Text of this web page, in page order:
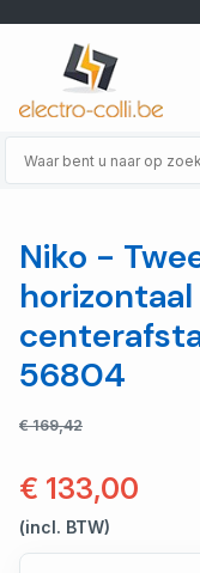
Niko -
horizontaal
56804
€ 169,42
€ 133,00
(incl. BTW)